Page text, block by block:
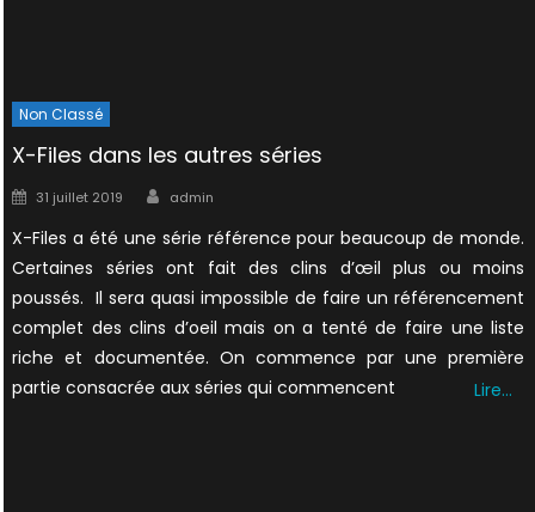
Non Classé
X-Files dans les autres séries
Posted
31 juillet 2019 Author
admin
X-Files a été une série référence pour beaucoup de monde.
Certaines séries ont fait des clins d’œil plus ou moins
poussés. Il sera quasi impossible de faire un référencement
complet des clins d’oeil mais on a tenté de faire une liste
riche et documentée. On commence par une première
partie consacrée aux séries qui commencent
Lire…